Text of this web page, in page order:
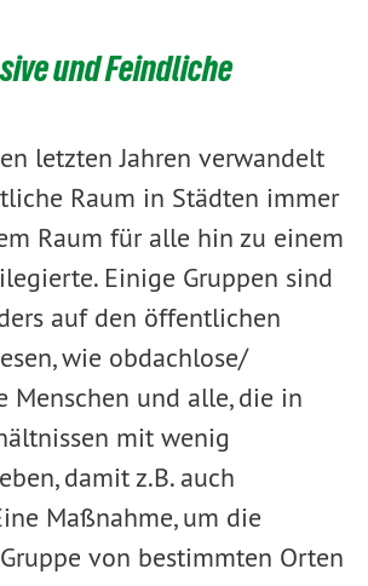
und Feindliche
letzten Jahren verwandelt
Raum in Städten immer
Raum für alle hin zu einem
Einige Gruppen sind
auf den öffentlichen
wie obdachlose/
Menschen und alle, die in
mit wenig
damit z.B. auch
Maßnahme, um die
von bestimmten Orten